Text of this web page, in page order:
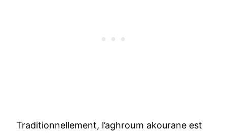
Traditionnellement, l’aghroum akourane est